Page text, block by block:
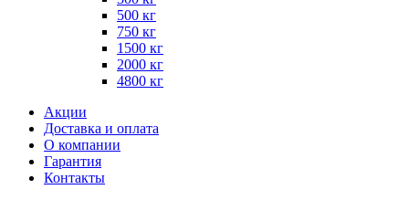
500 кг
750 кг
1500 кг
2000 кг
4800 кг
Акции
Доставка и оплата
О компании
Гарантия
Контакты